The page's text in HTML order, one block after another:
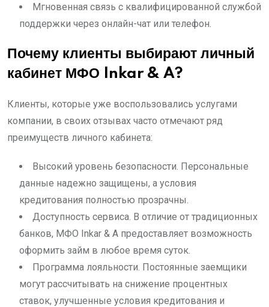
Мгновенная связь с квалифицированной службой
поддержки через онлайн-чат или телефон.
Почему клиенты выбирают личный
кабинет МФО Inkar & A?
Клиенты, которые уже воспользовались услугами
компании, в своих отзывах часто отмечают ряд
преимуществ личного кабинета:
Высокий уровень безопасности. Персональные
данные надежно защищены, а условия
кредитования полностью прозрачны.
Доступность сервиса. В отличие от традиционных
банков, МФО Inkar & A предоставляет возможность
оформить займ в любое время суток.
Программа лояльности. Постоянные заемщики
могут рассчитывать на снижение процентных
ставок, улучшенные условия кредитования и